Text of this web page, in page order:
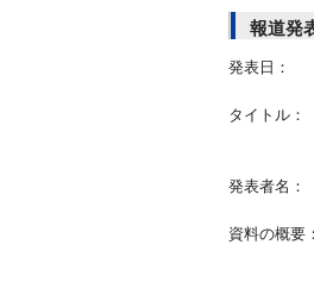
報道発
発表日：
タイトル：
発表者名：
資料の概要：